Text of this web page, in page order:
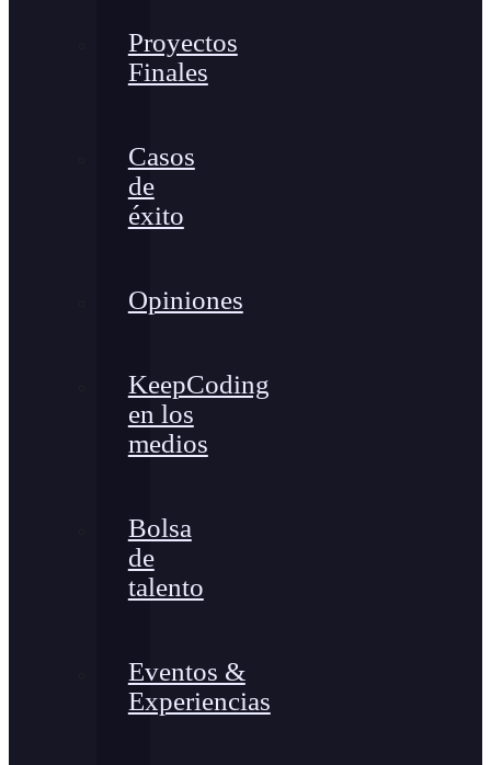
Proyectos
Finales
Casos
de
éxito
Opiniones
KeepCoding
en los
medios
Bolsa
de
talento
Eventos &
Experiencias